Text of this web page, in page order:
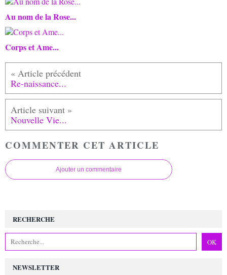
Au nom de la Rose...
Corps et Ame...
Re-naissance...
Nouvelle Vie...
COMMENTER CET ARTICLE
Ajouter un commentaire
NEWSLETTER
RECHERCHE